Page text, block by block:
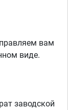
вам
виде.
заводской